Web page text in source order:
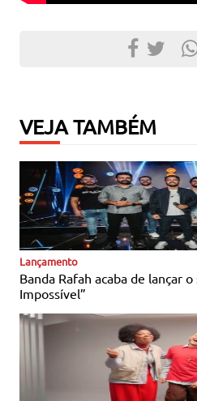
VEJA TAMBÉM
Notícias Católicas
Lançamento
Banda Rafah acaba de lançar
Impossível”